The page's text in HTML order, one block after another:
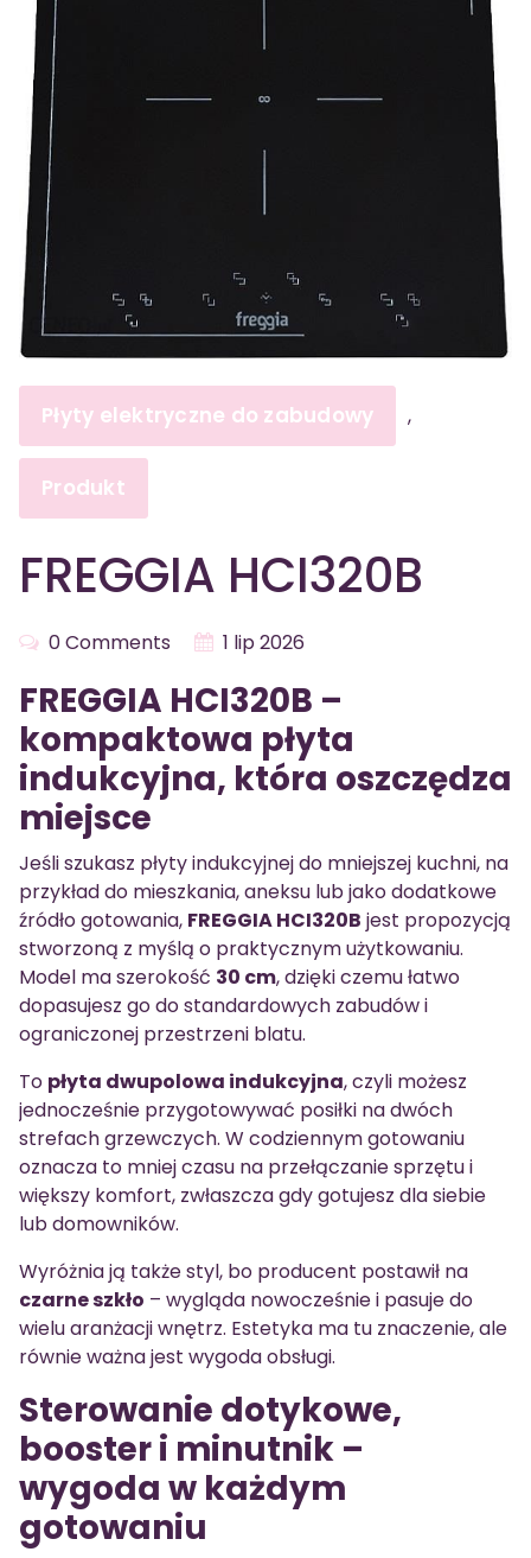
Płyty elektryczne do zabudowy ,
Produkt
FREGGIA HCI320B
0 Comments 1 lip 2026
FREGGIA HCI320B –
kompaktowa płyta
indukcyjna, która oszczędza
miejsce
Jeśli szukasz płyty indukcyjnej do mniejszej kuchni, na
przykład do mieszkania, aneksu lub jako dodatkowe
źródło gotowania, FREGGIA HCI320B jest propozycją
stworzoną z myślą o praktycznym użytkowaniu.
Model ma szerokość 30 cm, dzięki czemu łatwo
dopasujesz go do standardowych zabudów i
ograniczonej przestrzeni blatu.
To płyta dwupolowa indukcyjna, czyli możesz
jednocześnie przygotowywać posiłki na dwóch
strefach grzewczych. W codziennym gotowaniu
oznacza to mniej czasu na przełączanie sprzętu i
większy komfort, zwłaszcza gdy gotujesz dla siebie
lub domowników.
Wyróżnia ją także styl, bo producent postawił na
czarne szkło – wygląda nowocześnie i pasuje do
wielu aranżacji wnętrz. Estetyka ma tu znaczenie, ale
równie ważna jest wygoda obsługi.
Sterowanie dotykowe,
booster i minutnik –
wygoda w każdym
gotowaniu